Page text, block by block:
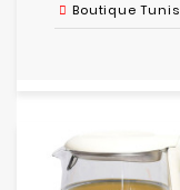
Boutique Tunis